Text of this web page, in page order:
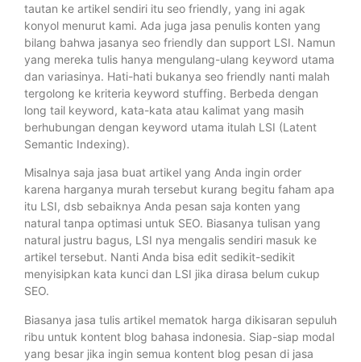
tautan ke artikel sendiri itu seo friendly, yang ini agak
konyol menurut kami. Ada juga jasa penulis konten yang
bilang bahwa jasanya seo friendly dan support LSI. Namun
yang mereka tulis hanya mengulang-ulang keyword utama
dan variasinya. Hati-hati bukanya seo friendly nanti malah
tergolong ke kriteria keyword stuffing. Berbeda dengan
long tail keyword, kata-kata atau kalimat yang masih
berhubungan dengan keyword utama itulah LSI (Latent
Semantic Indexing).
Misalnya saja jasa buat artikel yang Anda ingin order
karena harganya murah tersebut kurang begitu faham apa
itu LSI, dsb sebaiknya Anda pesan saja konten yang
natural tanpa optimasi untuk SEO. Biasanya tulisan yang
natural justru bagus, LSI nya mengalis sendiri masuk ke
artikel tersebut. Nanti Anda bisa edit sedikit-sedikit
menyisipkan kata kunci dan LSI jika dirasa belum cukup
SEO.
Biasanya jasa tulis artikel mematok harga dikisaran sepuluh
ribu untuk kontent blog bahasa indonesia. Siap-siap modal
yang besar jika ingin semua kontent blog pesan di jasa